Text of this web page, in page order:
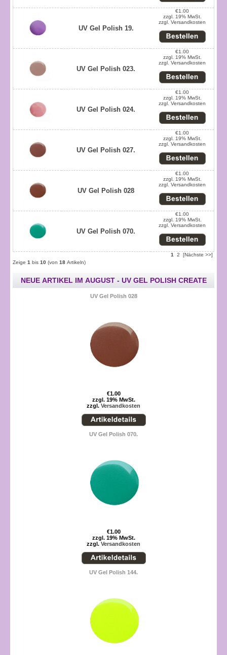
UV Gel Polish 19.
€1.00
zzgl. 19% MwSt.
zzgl. Versandkosten
UV Gel Polish 023.
€1.00
zzgl. 19% MwSt.
zzgl. Versandkosten
UV Gel Polish 024.
€1.00
zzgl. 19% MwSt.
zzgl. Versandkosten
UV Gel Polish 027.
€1.00
zzgl. 19% MwSt.
zzgl. Versandkosten
UV Gel Polish 028
€1.00
zzgl. 19% MwSt.
zzgl. Versandkosten
UV Gel Polish 070.
€1.00
zzgl. 19% MwSt.
zzgl. Versandkosten
Zeige 1 bis 10 (von 18 Artikeln)
1 2 [Nächste >>]
NEUE ARTIKEL IM AUGUST - UV GEL POLISH CREATE
UV Gel Polish 028
€1.00
zzgl. 19% MwSt.
zzgl. Versandkosten
UV Gel Polish 070.
€1.00
zzgl. 19% MwSt.
zzgl. Versandkosten
UV Gel Polish 144.